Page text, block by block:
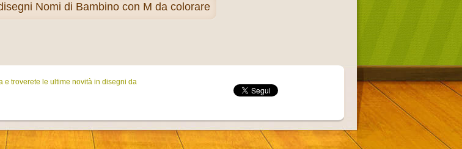
Nomi di Bambino con M da colorare
e troverete le ultime novità in disegni da